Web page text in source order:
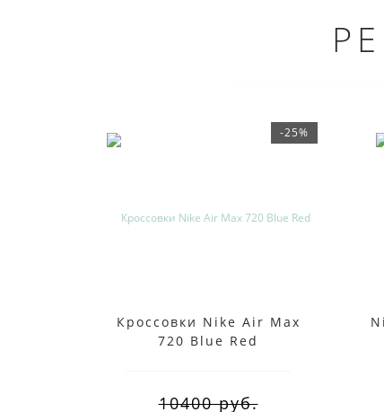
-25%
Кроссовки Nike Air Max
720 Blue Red
10400 руб.